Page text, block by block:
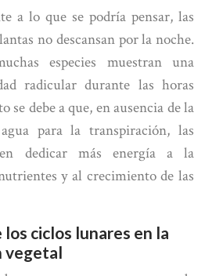
a lo que se podría pensar, las
no descansan por la noche.
especies muestran una
radicular durante las horas
se debe a que, en ausencia de la
para la transpiración, las
dedicar más energía a la
y al crecimiento de las
ciclos lunares en la
vegetal